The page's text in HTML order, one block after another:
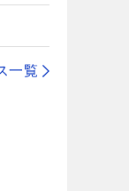
一覧